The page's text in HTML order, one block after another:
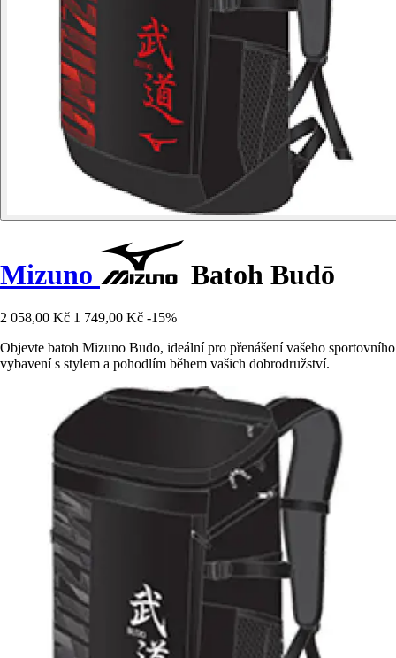
Mizuno Batoh Budō
2 058,00 Kč 1 749,00 Kč -15%
Objevte batoh Mizuno Budō, ideální pro přenášení vašeho sportovního
vybavení s stylem a pohodlím během vašich dobrodružství.